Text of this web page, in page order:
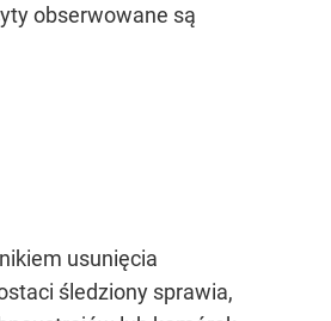
obserwowane są
usunięcia
śledziony sprawia,